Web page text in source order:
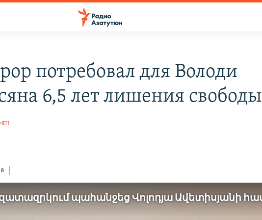
потребовал для Володи
6,5 лет лишения свободы